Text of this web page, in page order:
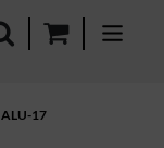
ALU-17